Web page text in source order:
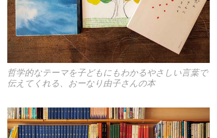
哲学的なテーマを子どもにもわかるやさしい言葉で
伝えてくれる、おーなり由子さんの本